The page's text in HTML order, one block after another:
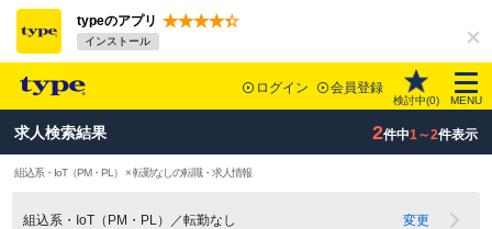
typeのアプリ
インストール
ログイン 会員登録
検討中(0) MENU
求人検索結果 2件中1～2件表示
組込系・IoT（PM・PL） × 転勤なしの転職・求人情報
組込系・IoT（PM・PL）／転勤なし 変更